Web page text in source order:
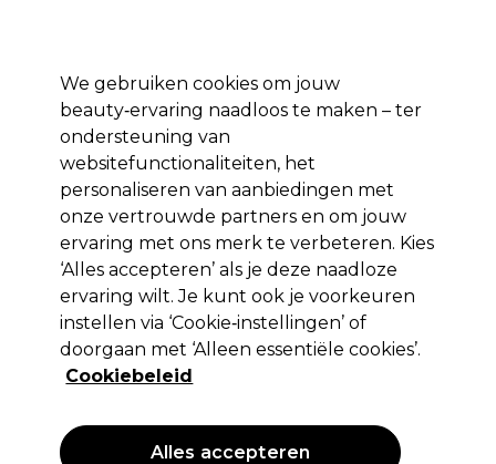
Aanmelden
Merken Deals 🌟 Haar Elektra Beauty
Volgende dag geleverd*
Na verzending, maandag t/m vrijdag
Merken
Shop de merken
Verberg de A-Z-index
0-9
We gebruiken cookies om jouw
beauty‑ervaring naadloos te maken – ter
ondersteuning van
websitefunctionaliteiten, het
personaliseren van aanbiedingen met
onze vertrouwde partners en om jouw
ervaring met ons merk te verbeteren. Kies
‘Alles accepteren’ als je deze naadloze
ervaring wilt. Je kunt ook je voorkeuren
instellen via ‘Cookie‑instellingen’ of
doorgaan met ‘Alleen essentiële cookies’.
Cookiebeleid
Alles accepteren